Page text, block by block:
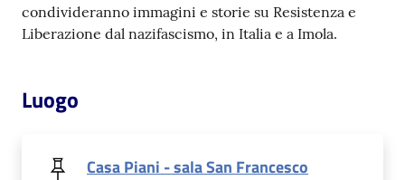
Catalogo
on line
Eventi
condivideranno immagini e storie su Resistenza e
Liberazione dal nazifascismo, in Italia e a Imola.
Luogo
Casa Piani - sala San Francesco